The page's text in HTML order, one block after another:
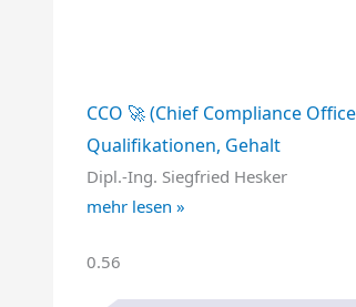
CCO 🚀 (Chief Compliance
Qualifikationen, Gehalt
Dipl.-Ing. Siegfried Hesker
mehr lesen »